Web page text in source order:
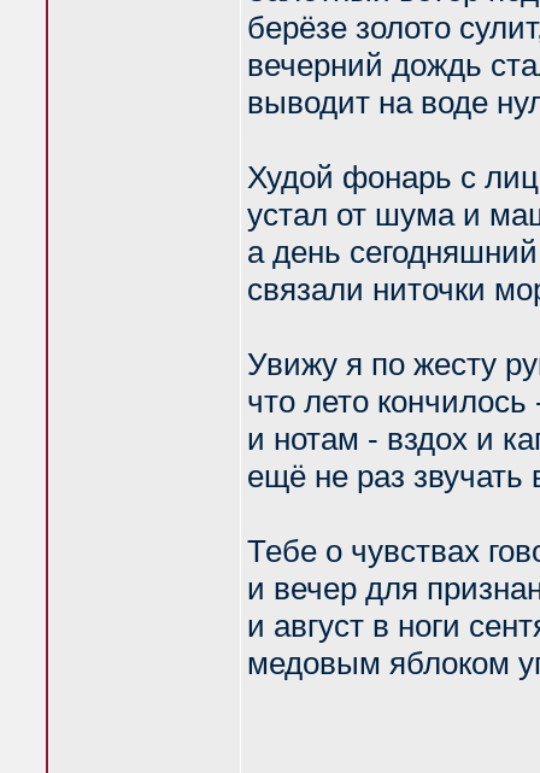
берёзе золото
вечерний дождь
выводит на воде
Худой фонарь с
устал от шума и
а день
связали ниточки
Увижу я по жесту
что лето
и нотам - вздох и
ещё не раз звучать
Тебе о чувствах
и вечер для
и август в ноги
медовым яблоком